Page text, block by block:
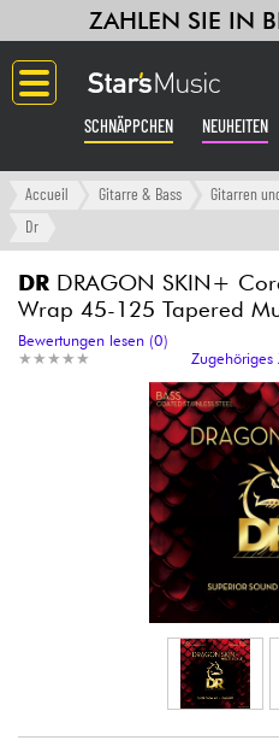
ZAHLEN SIE IN
SCHNÄPPCHEN NEUHEITEN
Langue
Verstärker & Effekte
Klaviere & Piano
Synths & samplers
Kopfhörer
Accueil Gitarre & Bass Gitarren
Dr
DR DRAGON SKIN+
Wrap 45-125 Tapered
★ ★ ★ ★ ★
★ ★ ★ ★ ★
Bewertungen lesen (0)
Zugehöriges